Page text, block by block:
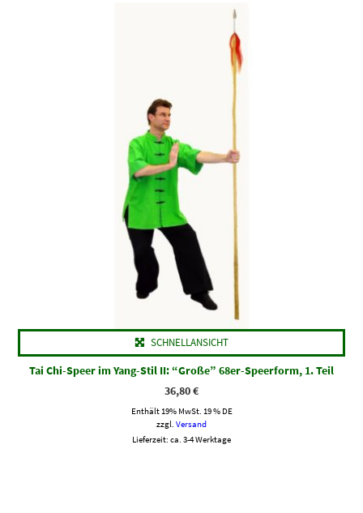
SCHNELLANSICHT
Tai Chi-Speer im Yang-Stil II: “Große” 68er-Speerform, 1. Teil
36,80€
Enthält 19% MwSt. 19 % DE
zzgl. Versand
Lieferzeit: ca. 3-4 Werktage